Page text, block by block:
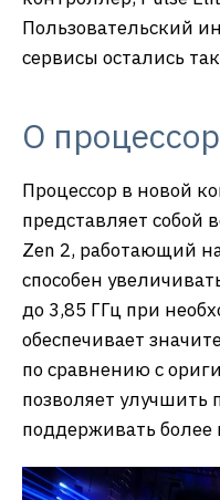
Пользовательский
сервисы остались
О
Процессор в новой
представляет собой
Zen 2, работающий
способен
до 3,85 ГГц при
обеспечивает
по сравнению с
позволяет улучшить
поддерживать более